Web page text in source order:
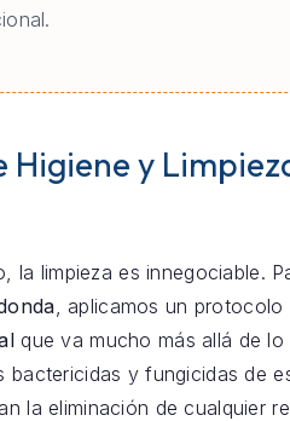
Higiene y
la limpieza es innegociable.
, aplicamos un
que va mucho más allá de
bactericidas y fungicidas de
la eliminación de cualquier